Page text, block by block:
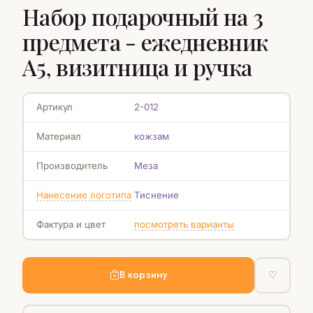
Набор подарочный на 3
предмета - ежедневник
A5, визитница и ручка
Артикул 2-012
Материал кожзам
Производитель Меза
Нанесение логотипа Тиснение
Фактура и цвет посмотреть варианты
В корзину ♡